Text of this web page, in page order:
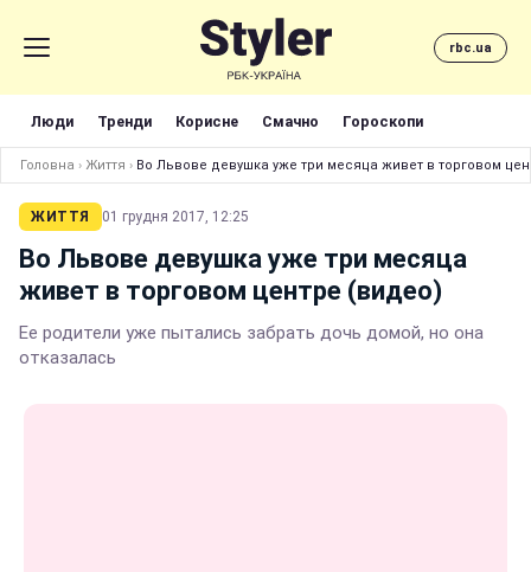
rbc.ua
Люди Тренди Корисне Смачно Гороскопи
Головна › Життя › Во Львове девушка уже три месяца живет в торговом
ЖИТТЯ 01 грудня 2017, 12:25
Во Львове девушка уже три месяца
живет в торговом центре (видео)
Ее родители уже пытались забрать дочь домой, но она
отказалась